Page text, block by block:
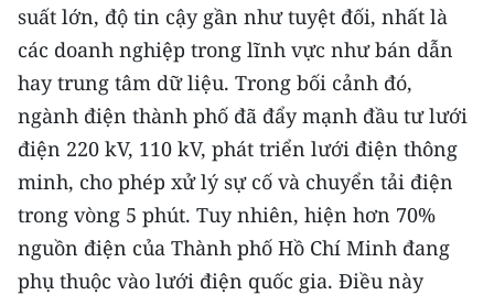
Đông Nam Bộ
Đồng bằng sông Cửu Long
Chuyên trang Hà Nội
Chuyên trang TP. Hồ Chí Minh
CHUYÊN ĐỀ
CÁC CHUYÊN TRANG
suất lớn, độ tin cậy gần như tuyệt đối, nhất là
các doanh nghiệp trong lĩnh vực như bán dẫn
hay trung tâm dữ liệu. Trong bối cảnh đó,
ngành điện thành phố đã đẩy mạnh đầu tư lưới
điện 220 kV, 110 kV, phát triển lưới điện thông
minh, cho phép xử lý sự cố và chuyển tải điện
trong vòng 5 phút. Tuy nhiên, hiện hơn 70%
nguồn điện của Thành phố Hồ Chí Minh đang
phụ thuộc vào lưới điện quốc gia. Điều này